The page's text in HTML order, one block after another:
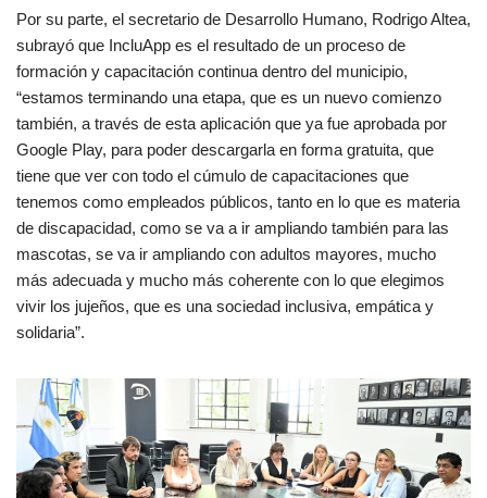
Por su parte, el secretario de Desarrollo Humano, Rodrigo Altea,
subrayó que IncluApp es el resultado de un proceso de
formación y capacitación continua dentro del municipio,
“estamos terminando una etapa, que es un nuevo comienzo
también, a través de esta aplicación que ya fue aprobada por
Google Play, para poder descargarla en forma gratuita, que
tiene que ver con todo el cúmulo de capacitaciones que
tenemos como empleados públicos, tanto en lo que es materia
de discapacidad, como se va a ir ampliando también para las
mascotas, se va ir ampliando con adultos mayores, mucho
más adecuada y mucho más coherente con lo que elegimos
vivir los jujeños, que es una sociedad inclusiva, empática y
solidaria”.